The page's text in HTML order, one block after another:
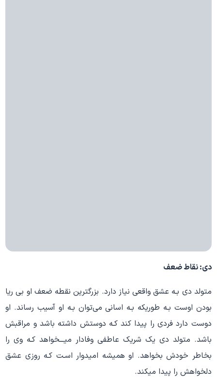
دی: نقاط ضعف
متولد دی بـه عشق واقعی نیاز دارد. بزرگترین نقطه ضعف او بی ریا
بودن اوست بـه طوریکه بـه اسانی می‌توان بـه او آسیب رساند. او
دوست دارد فردی را پیدا کند کـه دوستش داشته باشد و مراقبش
باشد. متولد دی یک شریک عاطفی وفادار میـــخواهد کـه وی را
بخاطر خودش بخواهد. او همیشه امیدوار اسـت کـه روزی عشق
دلخواهش را پیدا میکند.